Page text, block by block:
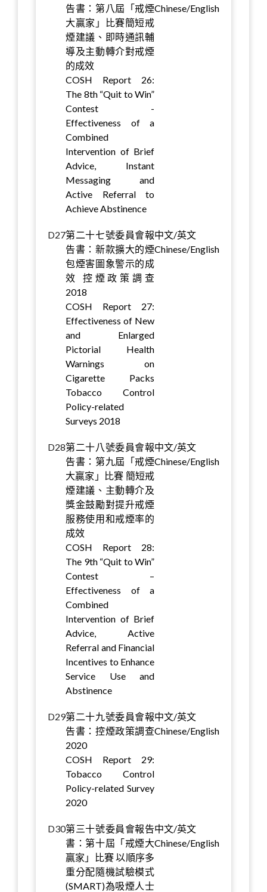
告書：第八屆「戒煙
大贏家」比賽簡短戒
煙建議、即時通訊輔
導及主動轉介對戒煙
的成效
COSH Report 26:
The 8th “Quit to Win”
Contest -
Effectiveness of a
Combined
Intervention of Brief
Advice, Instant
Messaging and
Active Referral to
Achieve Abstinence
Chinese/English
D27第二十七號委員會報
告書：新款擴大的煙
包煙害圖象警示的成
效 控煙政策調查
2018
COSH Report 27:
Effectiveness of New
and Enlarged
Pictorial Health
Warnings on
Cigarette Packs
Tobacco Control
Policy-related
Surveys 2018
中文/英文
Chinese/English
D28第二十八號委員會報
告書：第九屆「戒煙
大贏家」比賽 簡短戒
煙建議、主動轉介及
獎金鼓勵對提升戒煙
服務使用和戒煙率的
成效
COSH Report 28:
The 9th “Quit to Win”
Contest –
Effectiveness of a
Combined
Intervention of Brief
Advice, Active
Referral and Financial
Incentives to Enhance
Service Use and
Abstinence
中文/英文
Chinese/English
D29第二十九號委員會報
告書：控煙政策調查
2020
COSH Report 29:
Tobacco Control
Policy-related Survey
2020
中文/英文
Chinese/English
D30第三十號委員會報告
書：第十屆「戒煙大
贏家」比賽 以順序多
重分配隨機試驗模式
(SMART)為吸煙人士
中文/英文
Chinese/English